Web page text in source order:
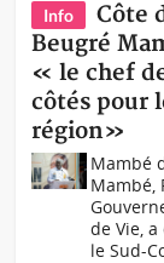
Info
Côte
Beugré
« le chef
côtés pour
région»
Mambé
Mambé,
de Vie,
le Sud-